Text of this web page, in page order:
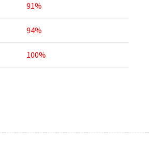
91%
94%
100%